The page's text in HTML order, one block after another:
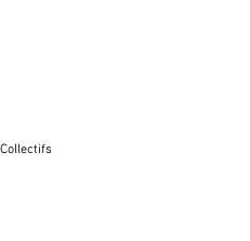
Collectifs